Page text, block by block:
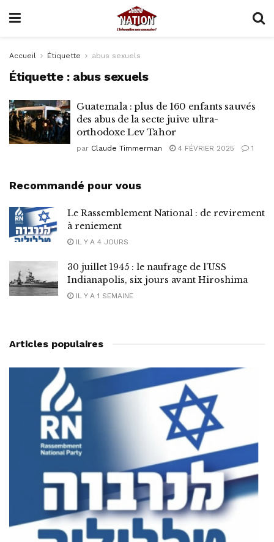
Accueil Étiquette abus sexuels
Étiquette : abus sexuels
Guatemala : plus de 160 enfants sauvés
des abus de la secte juive ultra-
orthodoxe Lev Tahor
par Claude Timmerman 4 FÉVRIER 2025 1
Recommandé pour vous
Le Rassemblement National : de revirement
à reniement
IL Y A 4 JOURS
30 juillet 1945 : le naufrage de l’USS
Indianapolis, six jours avant Hiroshima
IL Y A 1 SEMAINE
Articles populaires